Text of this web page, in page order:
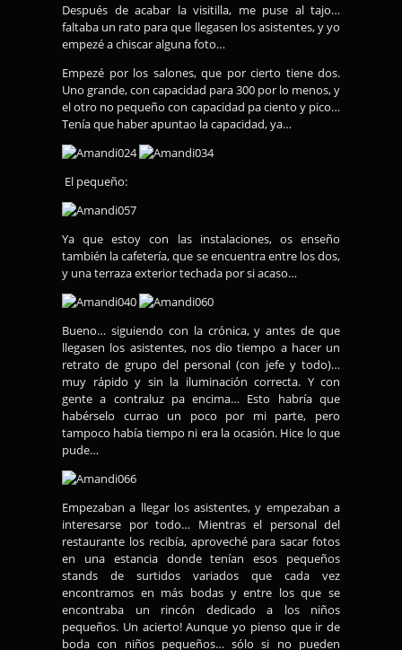
Después de acabar la visitilla, me puse al tajo…
faltaba un rato para que llegasen los asistentes, y yo
empezé a chiscar alguna foto…
Empezé por los salones, que por cierto tiene dos.
Uno grande, con capacidad para 300 por lo menos, y
el otro no pequeño con capacidad pa ciento y pico…
Tenía que haber apuntao la capacidad, ya…
El pequeño:
Ya que estoy con las instalaciones, os enseño
también la cafetería, que se encuentra entre los dos,
y una terraza exterior techada por si acaso…
Bueno… siguiendo con la crónica, y antes de que
llegasen los asistentes, nos dio tiempo a hacer un
retrato de grupo del personal (con jefe y todo)…
muy rápido y sin la iluminación correcta. Y con
gente a contraluz pa encima… Esto habría que
habérselo currao un poco por mi parte, pero
tampoco había tiempo ni era la ocasión. Hice lo que
pude…
Empezaban a llegar los asistentes, y empezaban a
interesarse por todo… Mientras el personal del
restaurante los recibía, aproveché para sacar fotos
en una estancia donde tenían esos pequeños
stands de surtidos variados que cada vez
encontramos en más bodas y entre los que se
encontraba un rincón dedicado a los niños
pequeños. Un acierto! Aunque yo pienso que ir de
boda con niños pequeños… sólo si no pueden